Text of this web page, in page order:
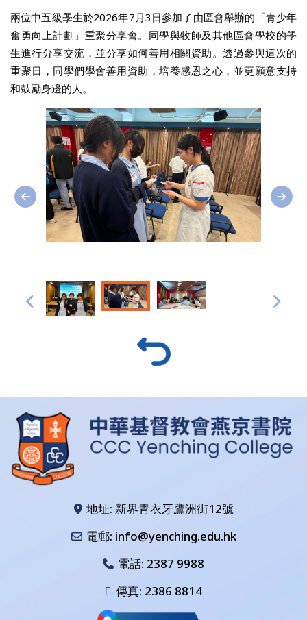
兩位中五級學生於2026年7月3日參加了由區會舉辦的「青少年
奮勇向上計劃」重聚分享會。同學與牧師及其他區會學校的學
生進行分享交流，並分享如何善用相關資助。透過參與這次的
重聚日，同學們學會善用資助，培養感恩之心，並更願意支持
和鼓勵身邊的人。
地址: 新界青衣牙鷹洲街12號
電郵: info@yenching.edu.hk
電話: 2387 9988
傳真: 2386 8814